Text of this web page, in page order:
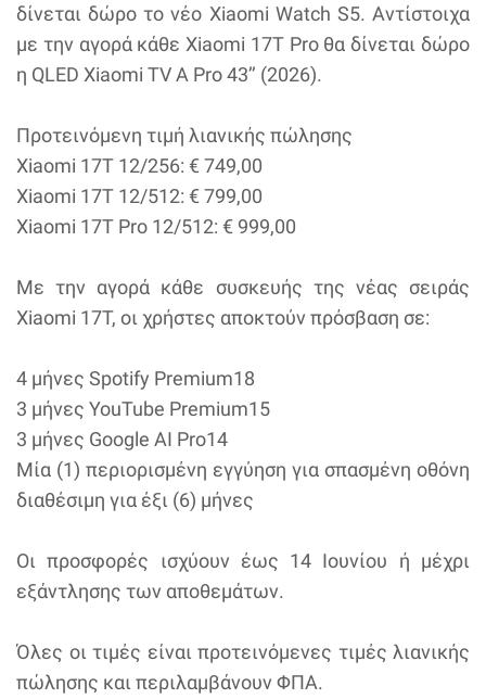
δίνεται δώρο το νέο Xiaomi Watch S5. Αντίστοιχα
με την αγορά κάθε Xiaomi 17T Pro θα δίνεται δώρο
η QLED Xiaomi TV A Pro 43’’ (2026).
Προτεινόμενη τιμή λιανικής πώλησης
Xiaomi 17T 12/256: € 749,00
Xiaomi 17T 12/512: € 799,00
Xiaomi 17T Pro 12/512: € 999,00
Mε την αγορά κάθε συσκευής της νέας σειράς
Xiaomi 17T, οι χρήστες αποκτούν πρόσβαση σε:
4 μήνες Spotify Premium18
3 μήνες YouTube Premium15
3 μήνες Google AI Pro14
Μία (1) περιορισμένη εγγύηση για σπασμένη οθόνη
διαθέσιμη για έξι (6) μήνες
Οι προσφορές ισχύουν έως 14 Ιουνίου ή μέχρι
εξάντλησης των αποθεμάτων.
Όλες οι τιμές είναι προτεινόμενες τιμές λιανικής
πώλησης και περιλαμβάνουν ΦΠΑ.